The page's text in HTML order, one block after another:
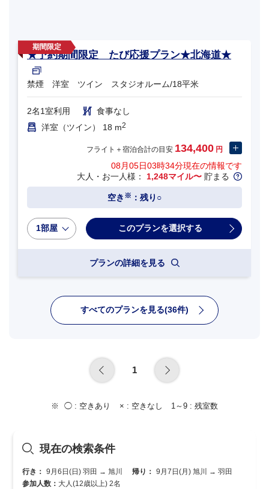
★予約期間限定 たび応援プラン★北海道★
禁煙 洋室 ツイン スタジオルーム/18平米
2名1室利用
食事なし
洋室（ツイン） 18 m2
フライト＋宿泊合計の目安 134,400 円
08月05日03時34分現在の情報です
大人・お一人様： 1,248マイル〜 貯まる
空き ※ ：残り○
1部屋
プランの詳細を見る
すべてのプランを見る(36件)
1
◯ : 空きあり × : 空きなし 1～9 : 残室数
現在の検索条件
行き： 9月6日(日) 羽田 → 旭川 帰り： 9月7日(月) 旭川 → 羽田
参加人数： 大人(12歳以上) 2名